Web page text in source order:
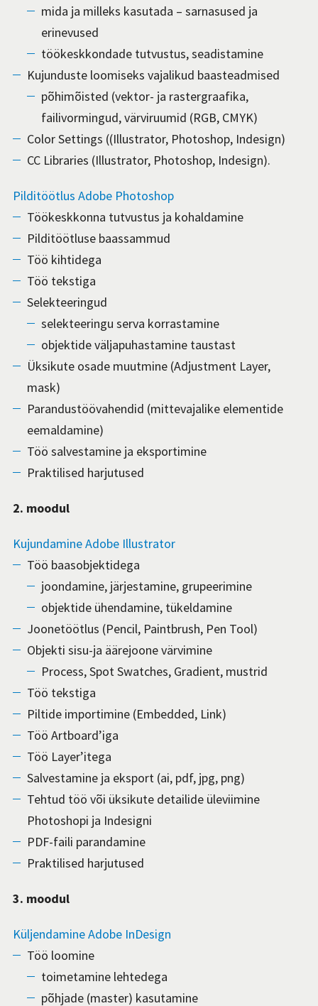
mida ja milleks kasutada – sarnasused ja
erinevused
töökeskkondade tutvustus, seadistamine
Kujunduste loomiseks vajalikud baasteadmised
põhimõisted (vektor- ja rastergraafika,
failivormingud, värviruumid (RGB, CMYK)
Color Settings ((Illustrator, Photoshop, Indesign)
CC Libraries (Illustrator, Photoshop, Indesign).
Pilditöötlus Adobe Photoshop
Töökeskkonna tutvustus ja kohaldamine
Pilditöötluse baassammud
Töö kihtidega
Töö tekstiga
Selekteeringud
selekteeringu serva korrastamine
objektide väljapuhastamine taustast
Üksikute osade muutmine (Adjustment Layer,
mask)
Parandustöövahendid (mittevajalike elementide
eemaldamine)
Töö salvestamine ja eksportimine
Praktilised harjutused
2. moodul
Kujundamine Adobe Illustrator
Töö baasobjektidega
joondamine, järjestamine, grupeerimine
objektide ühendamine, tükeldamine
Joonetöötlus (Pencil, Paintbrush, Pen Tool)
Objekti sisu-ja äärejoone värvimine
Process, Spot Swatches, Gradient, mustrid
Töö tekstiga
Piltide importimine (Embedded, Link)
Töö Artboard’iga
Töö Layer’itega
Salvestamine ja eksport (ai, pdf, jpg, png)
Tehtud töö või üksikute detailide üleviimine
Photoshopi ja Indesigni
PDF-faili parandamine
Praktilised harjutused
3. moodul
Küljendamine Adobe InDesign
Töö loomine
toimetamine lehtedega
põhjade (master) kasutamine